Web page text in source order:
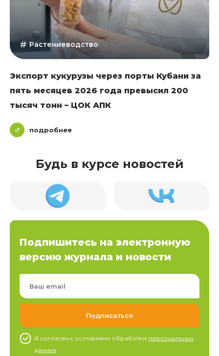
Растениеводство
Экспорт кукурузы через порты Кубани за
пять месяцев 2026 года превысил 200
тысяч тонн – ЦОК АПК
подробнее
Будь в курсе новостей
Подпишитесь на электронную
версию журнала и новости
Я согласен c условиями обработки персональных
данных